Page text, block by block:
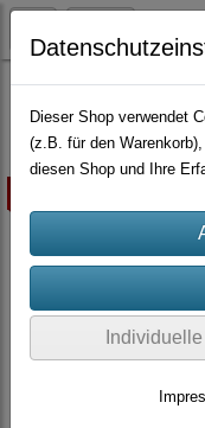
Container-Rosen
Dieser Shop verwendet
(z.B. für den
diesen Shop und Ihre